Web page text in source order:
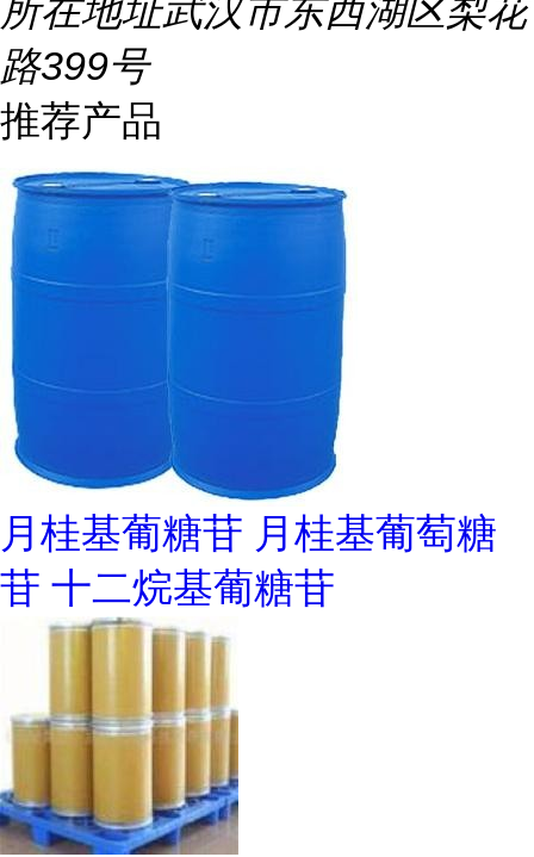
所在地址武汉市东西湖区梨花
路399号
推荐产品
月桂基葡糖苷 月桂基葡萄糖
苷 十二烷基葡糖苷